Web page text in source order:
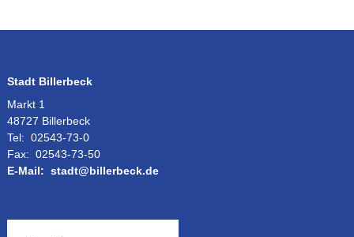
Stadt Billerbeck
Markt 1
48727 Billerbeck
Tel: 02543-73-0
Fax: 02543-73-50
E-Mail: stadt@billerbeck.de